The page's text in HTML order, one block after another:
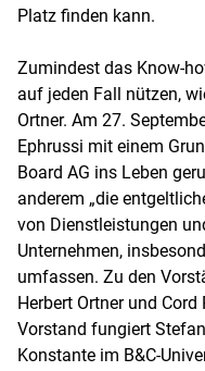
Platz finden kann.
Zumindest das Know-
auf jeden Fall nützen,
Ortner. Am 27.
Ephrussi mit einem
Board AG ins Leben
anderem „die
von Dienstleistungen
Unternehmen,
umfassen. Zu den
Herbert Ortner und
Vorstand fungiert
Konstante im B&C-